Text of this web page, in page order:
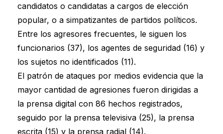
candidatos o candidatas a cargos de elección
popular, o a simpatizantes de partidos políticos.
Entre los agresores frecuentes, le siguen los
funcionarios (37), los agentes de seguridad (16) y
los sujetos no identificados (11).
El patrón de ataques por medios evidencia que la
mayor cantidad de agresiones fueron dirigidas a
la prensa digital con 86 hechos registrados,
seguido por la prensa televisiva (25), la prensa
escrita (15) y la prensa radial (14).